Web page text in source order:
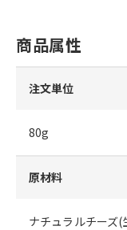
商品属性
注文単位
80g
原材料
ナチュラルチーズ